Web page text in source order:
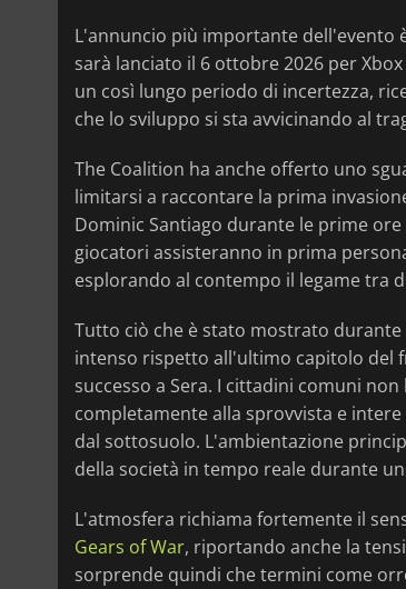
L'annuncio più importante dell'evento
sarà lanciato il 6 ottobre 2026 per
un così lungo periodo di incertezza,
che lo sviluppo si sta avvicinando al
The Coalition ha anche offerto uno
limitarsi a raccontare la prima
Dominic Santiago durante le prime
giocatori assisteranno in prima
esplorando al contempo il legame tra
Tutto ciò che è stato mostrato
intenso rispetto all'ultimo capitolo del
successo a Sera. I cittadini comuni
completamente alla sprovvista e
dal sottosuolo. L'ambientazione
della società in tempo reale durante
L'atmosfera richiama fortemente il
Gears of War, riportando anche la
sorprende quindi che termini come